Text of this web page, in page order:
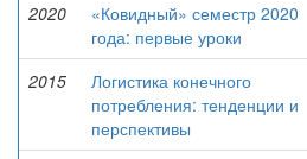
2020
«Ковидный» семестр 2020
года: первые уроки
2015
Логистика конечного
потребления: тенденции и
перспективы